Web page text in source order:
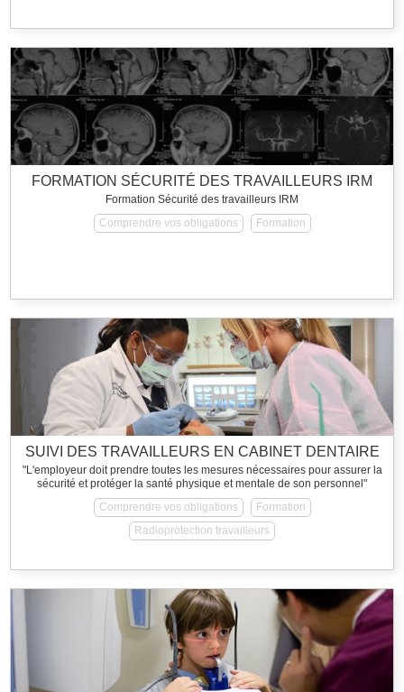
FORMATION SÉCURITÉ DES TRAVAILLEURS IRM
Formation Sécurité des travailleurs IRM
Comprendre vos obligations
Formation
SUIVI DES TRAVAILLEURS EN CABINET DENTAIRE
"L'employeur doit prendre toutes les mesures nécessaires pour assurer la
sécurité et protéger la santé physique et mentale de son personnel"
Comprendre vos obligations
Formation
Radioprotection travailleurs